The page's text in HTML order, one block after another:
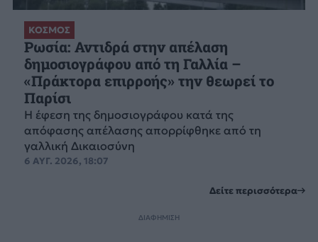
ΚΟΣΜΟΣ
Ρωσία: Αντιδρά στην απέλαση
δημοσιογράφου από τη Γαλλία –
«Πράκτορα επιρροής» την θεωρεί το
Παρίσι
Η έφεση της δημοσιογράφου κατά της
απόφασης απέλασης απορρίφθηκε από τη
γαλλική Δικαιοσύνη
6 ΑΥΓ. 2026, 18:07
Δείτε περισσότερα
ΔΙΑΦΗΜΙΣΗ